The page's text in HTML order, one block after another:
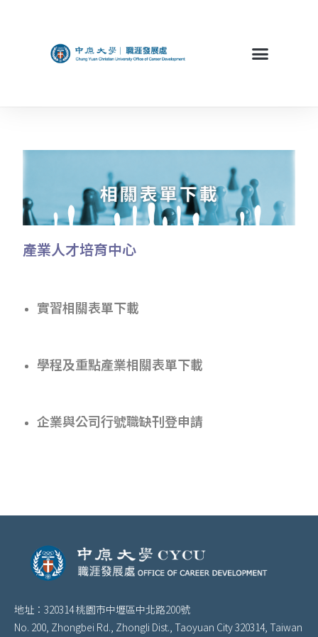
產業人才培育中心
實習相關表單下載
學程及重點產業相關表單下載
企業與公司行號職缺刊登申請
地址：320314 桃園市中壢區中北路200號
No. 200, Zhongbei Rd., Zhongli Dist., Taoyuan City 320314, Taiwan